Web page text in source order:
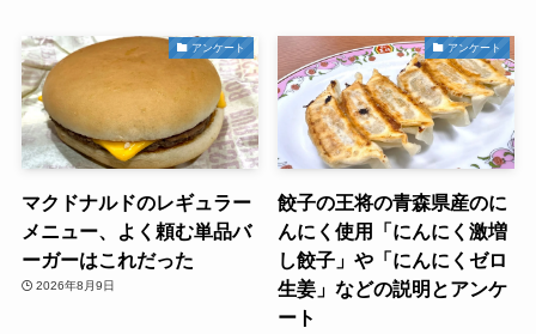
アンケート
マクドナルドのレギュラー
メニュー、よく頼む単品バ
ーガーはこれだった
2026年8月9日
アンケート
餃子の王将の青森県産のに
んにく使用「にんにく激増
し餃子」や「にんにくゼロ
生姜」などの説明とアンケ
ート